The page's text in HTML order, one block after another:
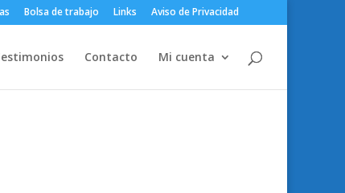
Bolsa de trabajo Links Aviso de Privacidad
Contacto Mi cuenta